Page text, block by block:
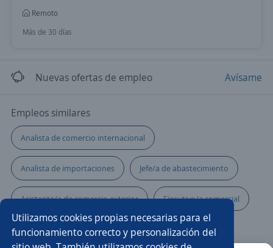
Utilizamos cookies propias necesarias para el
funcionamiento correcto y personalización del
Remoto
Más de 30 días
Nuevas ofertas de empleo Avísame
Empleos similares
Analista de comercio internacional
Analista de importaciones Jefe/a de abastecimiento
Asistente/a de comercio exterior Ejecutivo/a comercial
Exportaciones Analista